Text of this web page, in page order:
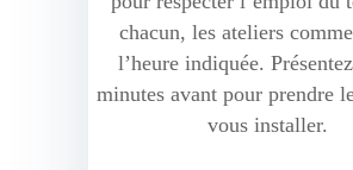
chacun, les ateliers
l’heure indiquée.
minutes avant pour prendre
vous installer.